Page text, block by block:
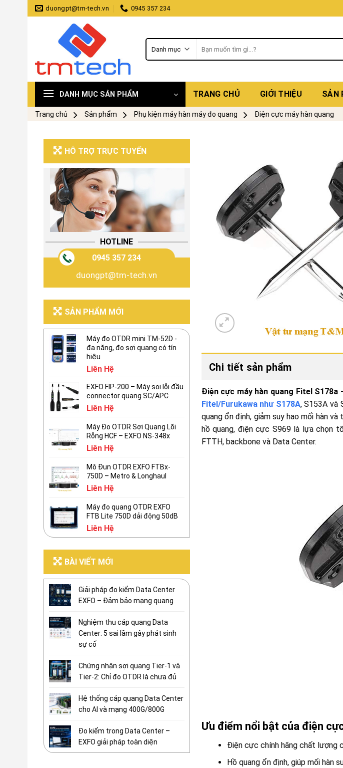
Skip
to
duongpt@tm-tech.vn 0945 357 234
kiếm:
DANH MỤC SẢN PHẨM TRANG CHỦ GIỚI THIỆU SẢN
Trang chủ Sản phẩm Phụ kiện máy hàn máy đo quang Điện cực máy hàn quang
Chi tiết sản phẩm
Điện cực máy hàn quang Fitel S178a
Fitel/Furukawa như S178A, S153A và
quang ổn định, giảm suy hao mối hàn
hồ quang, điện cực S969 là lựa chọn
FTTH, backbone và Data Center.
Ưu điểm nổi bật của điện
Điện cực chính hãng chất lượng
Hồ quang ổn định, giúp mối hàn
HỖ TRỢ TRỰC TUYẾN
HOTLINE
0945 357 234
duongpt@tm-tech.vn
SẢN PHẨM MỚI
Máy đo OTDR mini TM-52D -
đa năng, đo sợi quang có tín
hiệu
Liên Hệ
EXFO FIP-200 – Máy soi lỗi đầu
connector quang SC/APC
Liên Hệ
Máy Đo OTDR Sợi Quang Lõi
Rỗng HCF – EXFO NS-348x
Liên Hệ
Mô Đun OTDR EXFO FTBx-
750D – Metro & Longhaul
Liên Hệ
Máy đo quang OTDR EXFO
FTB Lite 750D dải động 50dB
Liên Hệ
BÀI VIẾT MỚI
Giải pháp đo kiểm Data Center
EXFO – Đảm bảo mạng quang
Nghiệm thu cáp quang Data
Center: 5 sai lầm gây phát sinh
sự cố
Chứng nhận sợi quang Tier-1 và
Tier-2: Chỉ đo OTDR là chưa đủ
Hệ thống cáp quang Data Center
cho AI và mạng 400G/800G
Đo kiểm trong Data Center –
EXFO giải pháp toàn diện